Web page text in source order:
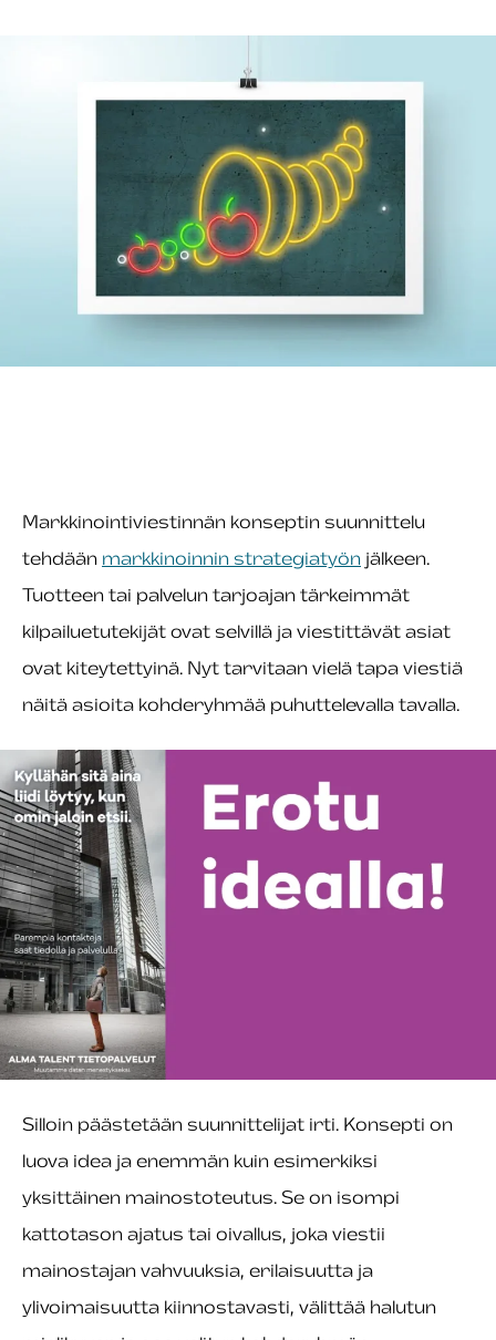
Markkinointiviestinnän konseptin suunnittelu
tehdään markkinoinnin strategiatyön jälkeen.
Tuotteen tai palvelun tarjoajan tärkeimmät
kilpailuetutekijät ovat selvillä ja viestittävät asiat
ovat kiteytettyinä. Nyt tarvitaan vielä tapa viestiä
näitä asioita kohderyhmää puhuttelevalla tavalla.
Silloin päästetään suunnittelijat irti. Konsepti on
luova idea ja enemmän kuin esimerkiksi
yksittäinen mainostoteutus. Se on isompi
kattotason ajatus tai oivallus, joka viestii
mainostajan vahvuuksia, erilaisuutta ja
ylivoimaisuutta kiinnostavasti, välittää halutun